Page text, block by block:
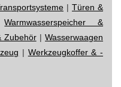
| Türen &
Warmwasserspeicher &
Zubehör|Wasserwaagen
| Werkzeugkoffer & -